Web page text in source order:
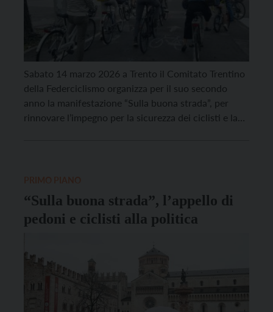
Sabato 14 marzo 2026 a Trento il Comitato Trentino
della Federciclismo organizza per il suo secondo
anno la manifestazione “Sulla buona strada”, per
rinnovare l’impegno per la sicurezza dei ciclisti e la
“Sulla buona strada”, l’appello di
pedoni e ciclisti alla politica